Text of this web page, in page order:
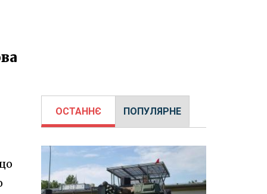
ОСТАННЄ ПОПУЛЯРНЕ